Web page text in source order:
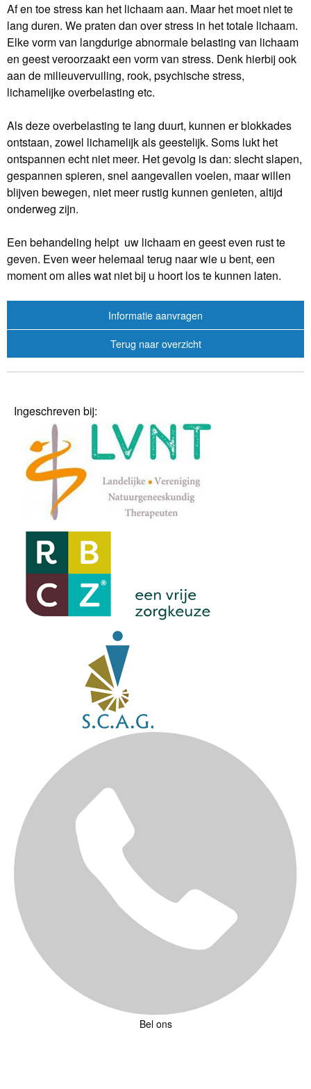
Af en toe stress kan het lichaam aan. Maar het moet niet te
lang duren. We praten dan over stress in het totale lichaam.
Elke vorm van langdurige abnormale belasting van lichaam
en geest veroorzaakt een vorm van stress. Denk hierbij ook
aan de milieuvervuiling, rook, psychische stress,
lichamelijke overbelasting etc.
Als deze overbelasting te lang duurt, kunnen er blokkades
ontstaan, zowel lichamelijk als geestelijk. Soms lukt het
ontspannen echt niet meer. Het gevolg is dan: slecht slapen,
gespannen spieren, snel aangevallen voelen, maar willen
blijven bewegen, niet meer rustig kunnen genieten, altijd
onderweg zijn.
Een behandeling helpt uw lichaam en geest even rust te
geven. Even weer helemaal terug naar wie u bent, een
moment om alles wat niet bij u hoort los te kunnen laten.
Informatie aanvragen
Terug naar overzicht
Ingeschreven bij:
Bel ons